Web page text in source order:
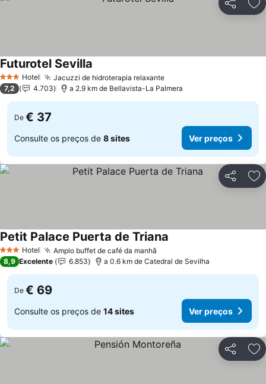
Partilhar
3 EstrelasHotel Jacuzzi de hidroterapia relaxanteVer preços
Futurotel Sevilla
7,2 4.703 a 2.9 km de Bellavista-La Palmera
De € 37
Consulte os preços de 8 sites Ver preços
Partilhar
3 EstrelasHotel Amplo buffet de café da manhã
Petit Palace Puerta de Triana
8,9 Excelente 6.853 a 0.6 km de Catedral de Sevilha
De € 69
Consulte os preços de 14 sites Ver preços
Partilhar